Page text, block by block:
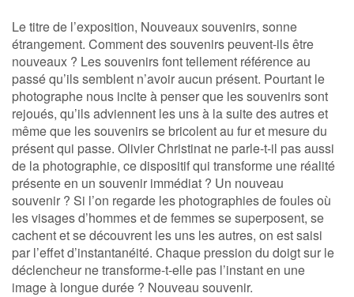
Le titre de l’exposition, Nouveaux souvenirs, sonne
étrangement. Comment des souvenirs peuvent-ils être
nouveaux ? Les souvenirs font tellement référence au
passé qu’ils semblent n’avoir aucun présent. Pourtant le
photographe nous incite à penser que les souvenirs sont
rejoués, qu’ils adviennent les uns à la suite des autres et
même que les souvenirs se bricolent au fur et mesure du
présent qui passe. Olivier Christinat ne parle-t-il pas aussi
de la photographie, ce dispositif qui transforme une réalité
présente en un souvenir immédiat ? Un nouveau
souvenir ? Si l’on regarde les photographies de foules où
les visages d’hommes et de femmes se superposent, se
cachent et se découvrent les uns les autres, on est saisi
par l’effet d’instantanéité. Chaque pression du doigt sur le
déclencheur ne transforme-t-elle pas l’instant en une
image à longue durée ? Nouveau souvenir.